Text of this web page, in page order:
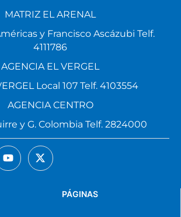
PÁGINAS
MATRIZ EL ARENAL
y Francisco Ascázubi Telf.
4111786
AGENCIA EL VERGEL
Local 107 Telf. 4103554
AGENCIA CENTRO
y G. Colombia Telf. 2824000